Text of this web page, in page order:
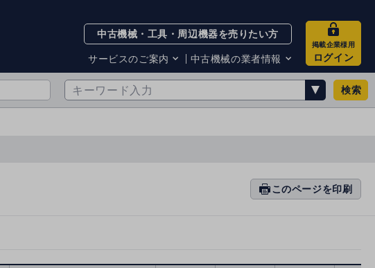
中古機械・工具・周辺機器を売りたい方
サービスのご案内
サービスのご案内
お知らせ
中古機械の業者情報
買取・査定業者リスト
掲載企業様用
ログイン
検索
prin このページを印刷